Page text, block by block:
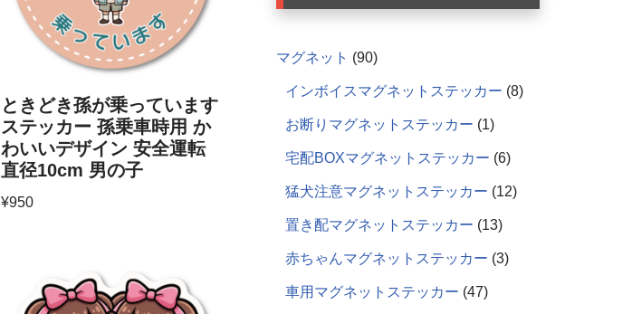
ときどき孫が乗っています
ステッカー 孫乗車時用 か
わいいデザイン 安全運転
直径10cm 男の子
¥950
マグネット 90
インボイスマグネットステッカー 8
お断りマグネットステッカー 1
宅配BOXマグネットステッカー 6
猛犬注意マグネットステッカー 12
置き配マグネットステッカー 13
赤ちゃんマグネットステッカー 3
車用マグネットステッカー 47